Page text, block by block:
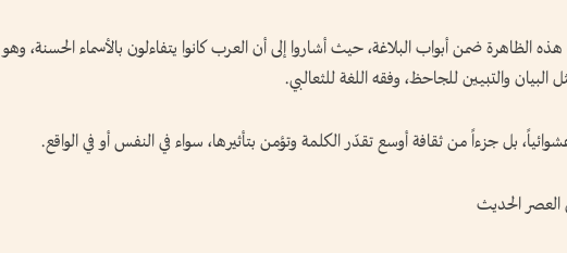
هذه الظاهرة ضمن أبواب البلاغة، حيث أشاروا إلى أن العرب كانوا يتفاءلون بالأسماء الحسنة، وهو
والتبيين للجاحظ، وفقه اللغة للثعالبي.
بل جزءاً من ثقافة أوسع تقدّر الكلمة وتؤمن بتأثيرها، سواء في النفس أو في الواقع.
العصر الحديث